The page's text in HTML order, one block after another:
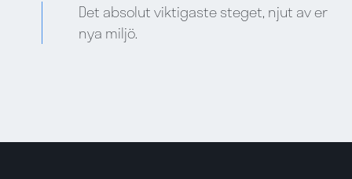
Det absolut viktigaste steget, njut av er
nya miljö.